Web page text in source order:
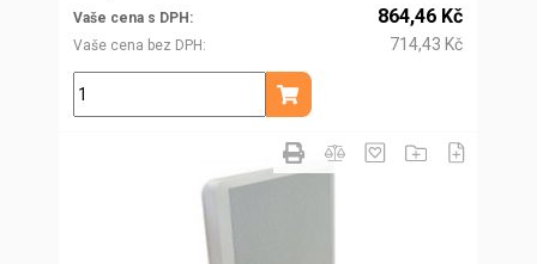
Vaše cena s DPH
Vaše cena bez DPH
864,46 Kč
714,43 Kč
ks
Přidat do košíku